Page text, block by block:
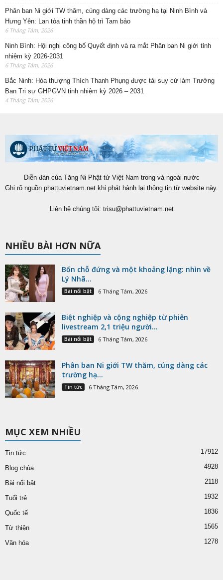
Phân ban Ni giới TW thăm, cúng dàng các trường hạ tại Ninh Bình và
Hưng Yên: Lan tỏa tinh thần hộ trì Tam bảo
6 Tháng Tám, 2026
Ninh Bình: Hội nghị công bố Quyết định và ra mắt Phân ban Ni giới tỉnh
nhiệm kỳ 2026-2031
6 Tháng Tám, 2026
Bắc Ninh: Hòa thượng Thích Thanh Phụng được tái suy cử làm Trưởng
Ban Trị sự GHPGVN tỉnh nhiệm kỳ 2026 – 2031
4 Tháng Tám, 2026
Diễn đàn của Tăng Ni Phật tử Việt Nam trong và ngoài nước
Ghi rõ nguồn phattuvietnam.net khi phát hành lại thông tin từ website này.
Liên hệ chúng tôi: trisu@phattuvietnam.net
NHIỀU BÀI HƠN NỮA
Bốn chỗ đứng và một khoảng lặng: nhìn về
Lý Nhã...
Bài nổi bật 6 Tháng Tám, 2026
Biệt nghiệp và cộng nghiệp từ phiên
livestream 2,1 triệu người...
Bài nổi bật 6 Tháng Tám, 2026
Phân ban Ni giới TW thăm, cúng dàng các
trường hạ...
Tin tức 6 Tháng Tám, 2026
MỤC XEM NHIỀU
Tin tức 17912
Blog chùa 4928
Bài nổi bật 2118
Tuổi trẻ 1932
Quốc tế 1836
Từ thiện 1565
Văn hóa 1278